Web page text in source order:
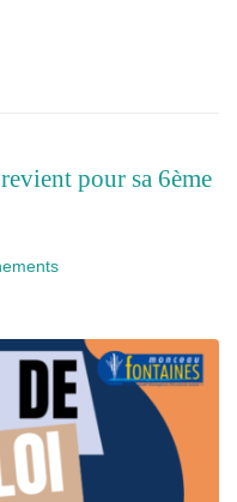
pour sa 6ème